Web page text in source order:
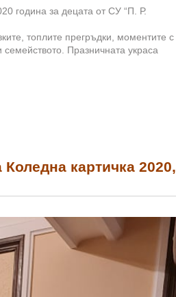
година за децата от СУ “П. Р.
топлите прегръдки, моментите с
Празничната украса
картичка 2020,